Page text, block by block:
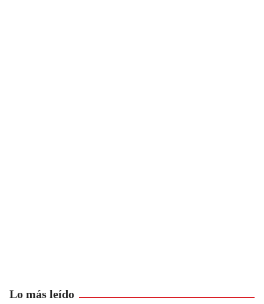
Lo más leído